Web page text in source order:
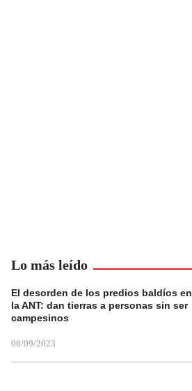
Lo más leído
El desorden de los predios baldíos en
la ANT: dan tierras a personas sin ser
campesinos
06/09/2023